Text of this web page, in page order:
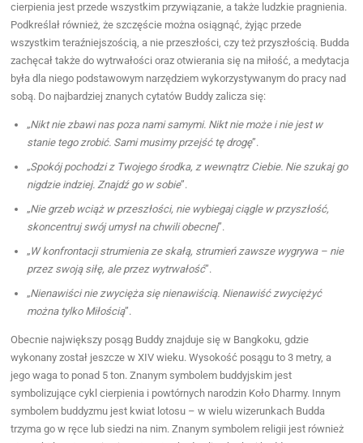
cierpienia jest przede wszystkim przywiązanie, a także ludzkie pragnienia.
Podkreślał również, że szczęście można osiągnąć, żyjąc przede
wszystkim teraźniejszością, a nie przeszłości, czy też przyszłością. Budda
zachęcał także do wytrwałości oraz otwierania się na miłość, a medytacja
była dla niego podstawowym narzędziem wykorzystywanym do pracy nad
sobą. Do najbardziej znanych cytatów Buddy zalicza się:
„Nikt nie zbawi nas poza nami samymi. Nikt nie może i nie jest w
stanie tego zrobić. Sami musimy przejść tę drogę”.
„Spokój pochodzi z Twojego środka, z wewnątrz Ciebie. Nie szukaj go
nigdzie indziej. Znajdź go w sobie”.
„Nie grzeb wciąż w przeszłości, nie wybiegaj ciągle w przyszłość,
skoncentruj swój umysł na chwili obecnej”.
„W konfrontacji strumienia ze skałą, strumień zawsze wygrywa – nie
przez swoją siłę, ale przez wytrwałość”.
„Nienawiści nie zwycięża się nienawiścią. Nienawiść zwyciężyć
można tylko Miłością”.
Obecnie największy posąg Buddy znajduje się w Bangkoku, gdzie
wykonany został jeszcze w XIV wieku. Wysokość posągu to 3 metry, a
jego waga to ponad 5 ton. Znanym symbolem buddyjskim jest
symbolizujące cykl cierpienia i powtórnych narodzin Koło Dharmy. Innym
symbolem buddyzmu jest kwiat lotosu – w wielu wizerunkach Budda
trzyma go w ręce lub siedzi na nim. Znanym symbolem religii jest również